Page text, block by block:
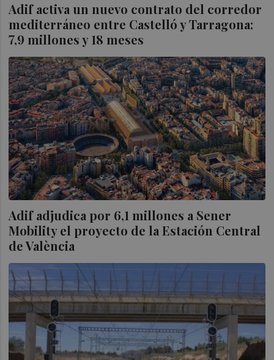
Adif activa un nuevo contrato del corredor
mediterráneo entre Castelló y Tarragona:
7,9 millones y 18 meses
Adif adjudica por 6,1 millones a Sener
Mobility el proyecto de la Estación Central
de València